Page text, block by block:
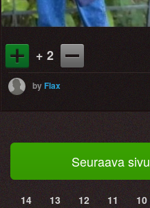
+ 2
byFlax
Seuraava sivu
14 13 12 11 10